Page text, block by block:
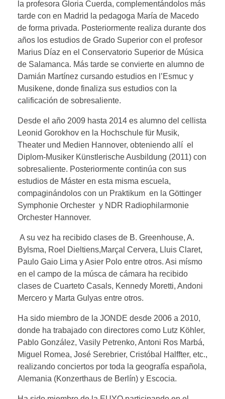
desde 2015 hasta 2022 de la Orquesta
Joven de Extremadura, con la que ha
realizado numerosos proyectos, entre
los que destaca el Festival Al Bustan en
Beirut en 2017. Asimismo ha formado
parte de la Orquesta Joven de Córdoba,
gracias a la cual ha tenido la oportunidad
de tocar con la Orquesta de Córdoba.
Ha colaborado como academista en la
Orquesta Adda-Simfònica (Alicante) y,
con contrato en prácticas, en la
Orquesta Sinfónica de Euskadi y la
Orquesta Sinfónica de Bilbao. Durante
las temporadas 2021-2022 y 2022-2023
ha formado parte de la orquesta del
proyecto pedagógico “Proyecto Zarza”
del Teatro de la Zarzuela. Actualmente
es colaboradora habitual en la Orquesta
de Extremadura y toca regularmente con
Anam Camerata, formación que lleva a
cabo una labor de difusión de la música
clásica por toda la región extremeña.
la profesora Gloria Cuerda, complementándolos más
tarde con en Madrid la pedagoga María de Macedo
de forma privada. Posteriormente realiza durante dos
años los estudios de Grado Superior con el profesor
Marius Díaz en el Conservatorio Superior de Música
de Salamanca. Más tarde se convierte en alumno de
Damián Martínez cursando estudios en l’Esmuc y
Musikene, donde finaliza sus estudios con la
calificación de sobresaliente.
Desde el año 2009 hasta 2014 es alumno del cellista
Leonid Gorokhov en la Hochschule für Musik,
Theater und Medien Hannover, obteniendo allí el
Diplom-Musiker Künstlerische Ausbildung (2011) con
sobresaliente. Posteriormente continúa con sus
estudios de Máster en esta misma escuela,
compaginándolos con un Praktikum en la Göttinger
Symphonie Orchester y NDR Radiophilarmonie
Orchester Hannover.
A su vez ha recibido clases de B. Greenhouse, A.
Bylsma, Roel Dieltiens,Marçal Cervera, Lluis Claret,
Paulo Gaio Lima y Asier Polo entre otros. Asi mísmo
en el campo de la músca de cámara ha recibido
clases de Cuarteto Casals, Kennedy Moretti, Andoni
Mercero y Marta Gulyas entre otros.
Ha sido miembro de la JONDE desde 2006 a 2010,
donde ha trabajado con directores como Lutz Köhler,
Pablo González, Vasily Petrenko, Antoni Ros Marbá,
Miguel Romea, José Serebrier, Cristóbal Halffter, etc.,
realizando conciertos por toda la geografía española,
Alemania (Konzerthaus de Berlín) y Escocia.